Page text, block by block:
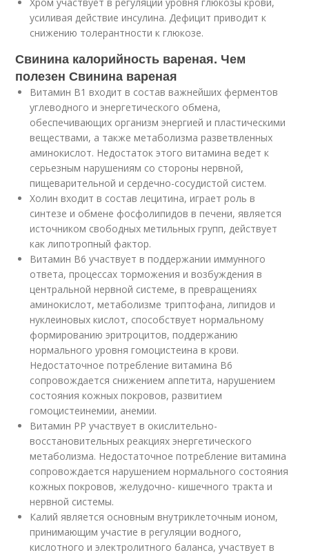
усиливая действие инсулина. Дефицит приводит к
снижению толерантности к глюкозе.
Свинина калорийность вареная. Чем
полезен Свинина вареная
Витамин В1 входит в состав важнейших ферментов
углеводного и энергетического обмена,
обеспечивающих организм энергией и пластическими
веществами, а также метаболизма разветвленных
аминокислот. Недостаток этого витамина ведет к
серьезным нарушениям со стороны нервной,
пищеварительной и сердечно-сосудистой систем.
Холин входит в состав лецитина, играет роль в
синтезе и обмене фосфолипидов в печени, является
источником свободных метильных групп, действует
как липотропный фактор.
Витамин В6 участвует в поддержании иммунного
ответа, процессах торможения и возбуждения в
центральной нервной системе, в превращениях
аминокислот, метаболизме триптофана, липидов и
нуклеиновых кислот, способствует нормальному
формированию эритроцитов, поддержанию
нормального уровня гомоцистеина в крови.
Недостаточное потребление витамина В6
сопровождается снижением аппетита, нарушением
состояния кожных покровов, развитием
гомоцистеинемии, анемии.
Витамин РР участвует в окислительно-
восстановительных реакциях энергетического
метаболизма. Недостаточное потребление витамина
сопровождается нарушением нормального состояния
кожных покровов, желудочно- кишечного тракта и
нервной системы.
Калий является основным внутриклеточным ионом,
принимающим участие в регуляции водного,
кислотного и электролитного баланса, участвует в